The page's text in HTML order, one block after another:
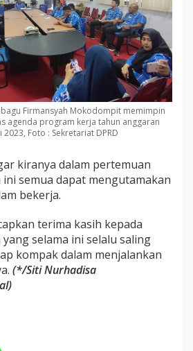
Firmansyah Mokodompit memimpin
agenda program kerja tahun anggaran
2023, Foto : Sekretariat DPRD
kiranya dalam pertemuan
semua dapat mengutamakan
bekerja.
terima kasih kepada
selama ini selalu saling
kompak dalam menjalankan
(*/Siti Nurhadisa